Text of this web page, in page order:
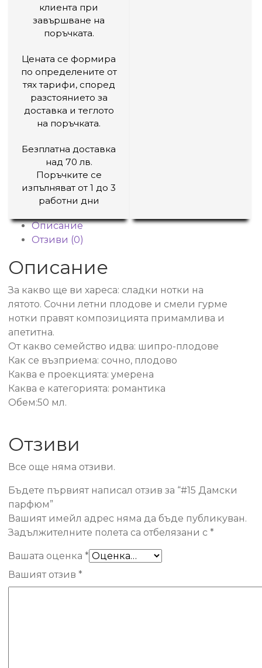
клиента при
завършване на
поръчката.
Цената се формира
по определените от
тях тарифи, според
разстоянието за
доставка и теглото
на поръчката.
Безплатна доставка
над 70 лв.
Поръчките се
изпълняват от 1 до 3
работни дни
Описание
Отзиви (0)
Описание
За какво ще ви хареса: сладки нотки на
лятото. Сочни летни плодове и смели гурме
нотки правят композицията примамлива и
апетитна.
От какво семейство идва: шипро-плодове
Как се възприема: сочно, плодово
Каква е проекцията: умерена
Каква е категорията: романтика
Обем:50 мл.
Отзиви
Все още няма отзиви.
Бъдете първият написал отзив за “#15 Дамски
парфюм”
Вашият имейл адрес няма да бъде публикуван.
Задължителните полета са отбелязани с *
Вашата оценка *
Вашият отзив *